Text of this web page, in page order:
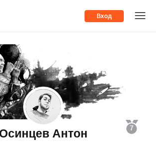
Вход
7
Осинцев Антон